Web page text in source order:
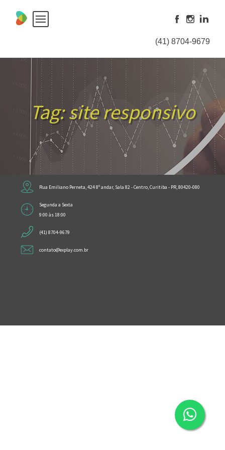
content
(41) 8704-9679
Tag:site responsivo
Rua Emiliano Perneta, 424 8º andar, Sala 82 - Centro, Curitiba - PR, 80420-080
Segunda a Sexta
9:00 às 18:00
(41) 8704-9679
contato@explay.com.br